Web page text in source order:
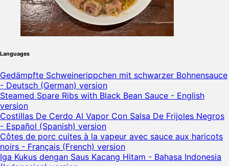
Languages
Gedämpfte Schweinerippchen mit schwarzer Bohnensauce
- Deutsch (German) version
Steamed Spare Ribs with Black Bean Sauce - English
version
Costillas De Cerdo Al Vapor Con Salsa De Frijoles Negros
- Español (Spanish) version
Côtes de porc cuites à la vapeur avec sauce aux haricots
noirs - Français (French) version
Iga Kukus dengan Saus Kacang Hitam - Bahasa Indonesia